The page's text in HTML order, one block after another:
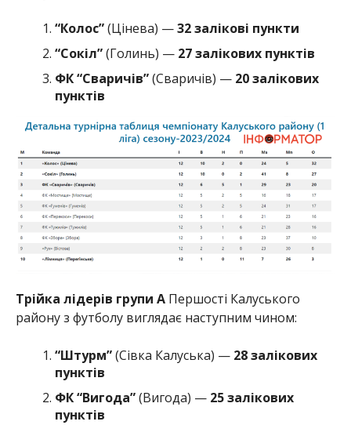
“Колос”(Цінева) —32 залікові пункти
“Сокіл”(Голинь) — 27 залікових пунктів
ФК “Сваричів”(Сваричів) — 20 залікових
пунктів
Трійка лідерів групи АПершості Калуського
району з футболу виглядає наступним чином:
“Штурм”(Сівка Калуська) — 28залікових
пунктів
ФК “Вигода”(Вигода) —25залікових
пунктів